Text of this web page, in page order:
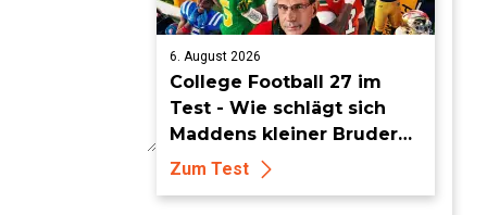
6. August 2026
College Football 27 im
Test - Wie schlägt sich
Maddens kleiner Bruder
dieses Jahr?
Zum Test